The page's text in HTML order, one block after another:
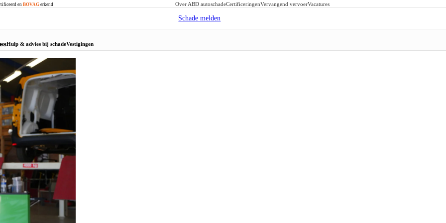
enBOVAG erkend Over ABD autoschadeCertificeringenVervangend vervoerVacatures
Schade melden
Hulp & advies bij schadeVestigingen